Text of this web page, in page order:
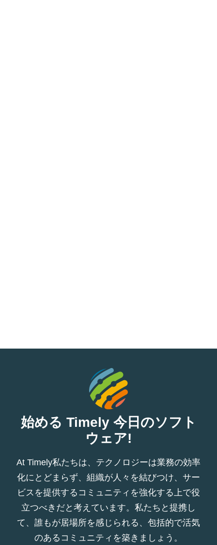
始める Timely 今日のソフト
ウェア!
At Timely私たちは、テクノロジーは業務の効率
化にとどまらず、組織が人々を結びつけ、サー
ビスを提供するコミュニティを強化する上で役
立つべきだと考えています。私たちと提携し
て、誰もが居場所を感じられる、包括的で活気
のあるコミュニティを築きましょう。